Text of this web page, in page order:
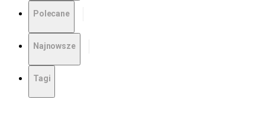
Polecane
Najnowsze
Tagi